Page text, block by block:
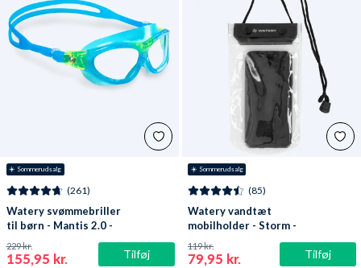
☀️ Sommerudsalg
Tilføj
(261)
Watery svømmebriller
til børn - Mantis 2.0 -
Atlantic Blå/klar
155,95 kr.
229 kr.
☀️ Sommerudsalg
Tilføj
(85)
Watery vandtæt
mobilholder - Storm -
Sort
79,95 kr.
119 kr.